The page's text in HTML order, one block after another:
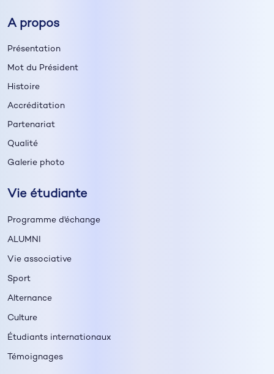
A propos
Présentation
Mot du Président
Histoire
Accréditation
Partenariat
Qualité
Galerie photo
Vie étudiante
Programme d'échange
ALUMNI
Vie associative
Sport
Alternance
Culture
Étudiants internationaux
Témoignages